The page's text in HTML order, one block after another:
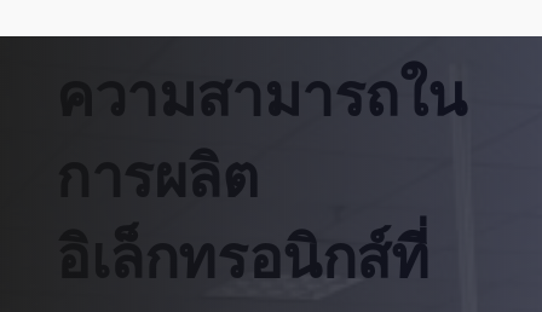
ความสามารถใน
การผลิต
อิเล็กทรอนิกส์ที่